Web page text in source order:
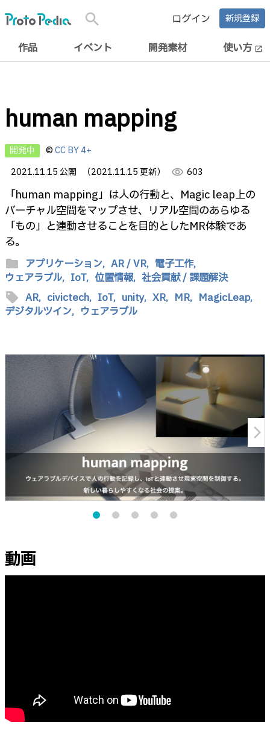
search ログイン 新規登録
作品 イベント 開発素材 使い方 open_in_new
human mapping
開発中 ©CC BY 4+
2021.11.15 公開
（2021.11.15 更新） visibility 603
「human mapping」は人の行動と、Magic leap上の
バーチャル空間をマップさせ、リアル空間のあらゆる
「もの」と連動させることを目的としたMR体験であ
る。
folder アプリケーション, AR / VR, 電子工作,
ウェアラブル, IoT, 位置情報, 社会貢献 / 課題解決
sell AR, civictech, IoT, unity, XR, MR, MagicLeap,
デジタルツイン, ウェアラブル
arrow_forward_ios
動画